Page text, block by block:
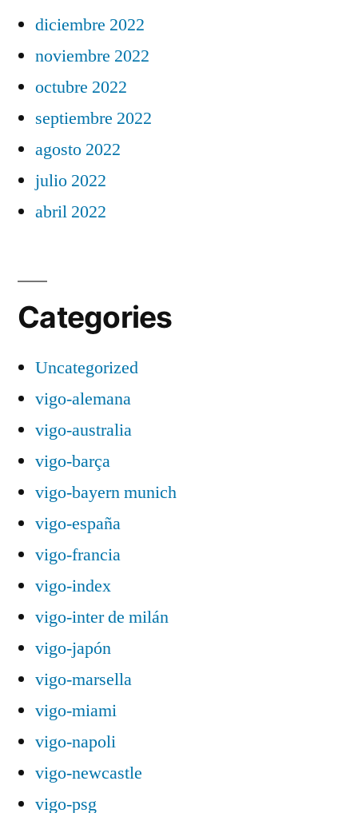
diciembre 2022
noviembre 2022
octubre 2022
septiembre 2022
agosto 2022
julio 2022
abril 2022
Categories
Uncategorized
vigo-alemana
vigo-australia
vigo-barça
vigo-bayern munich
vigo-españa
vigo-francia
vigo-index
vigo-inter de milán
vigo-japón
vigo-marsella
vigo-miami
vigo-napoli
vigo-newcastle
vigo-psg